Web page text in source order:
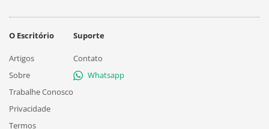
O Escritório
Artigos
Sobre
Trabalhe Conosco
Privacidade
Termos
Suporte
Contato
Whatsapp